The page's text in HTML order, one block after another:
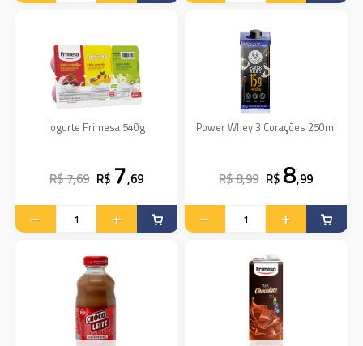
Iogurte Frimesa 540g
R$ 7,69 R$ 7,69
Power Whey 3 Corações 250ml
R$ 8,99 R$ 8,99